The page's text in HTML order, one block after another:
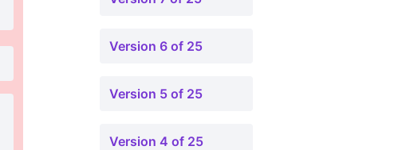
Version 6 of 25
Version 5 of 25
Version 4 of 25